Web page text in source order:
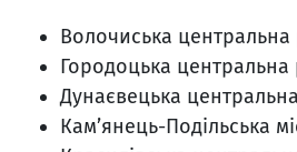
Волочиська
Городоцька
Дунаєвецька
Кам’янець-Подільська